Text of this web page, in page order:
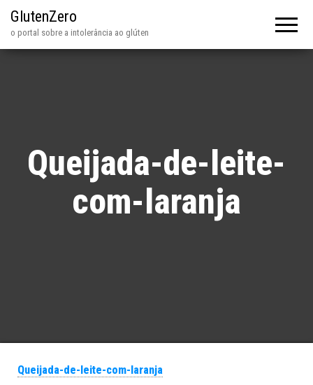
GlutenZero
o portal sobre a intolerância ao glúten
Queijada-de-leite-
com-laranja
Queijada-de-leite-com-laranja